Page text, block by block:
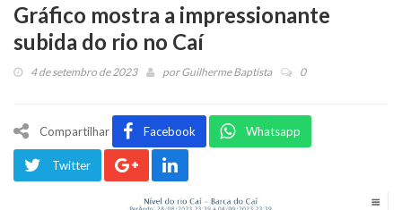
Gráfico mostra a impressionante
subida do rio no Caí
4 de setembro de 2023 porGuilherme Baptista 0
Compartilhar Facebook Whatsapp
Twitter